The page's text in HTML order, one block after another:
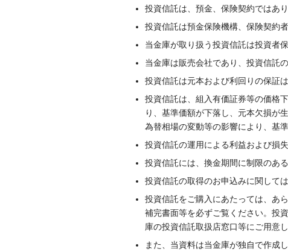
投資信託は、預金、保険契約ではあり
投資信託は預金保険機構、保険契約
当金庫が取り扱う投資信託は投資者
当金庫は販売会社であり、投資信託
投資信託は元本および利回りの保証は
投資信託は、組入有価証券等の価格
り、基準価額が下落し、元本欠損が
為替相場の変動等の影響により、基
投資信託の運用による利益および損
投資信託には、換金期間に制限のあ
投資信託の取得のお申込みに関して
投資信託をご購入にあたっては、あ
補完書面等を必ずご覧ください。投
庫の投資信託取扱店窓口等にご用意し
また、当資料は当金庫が独自で作成